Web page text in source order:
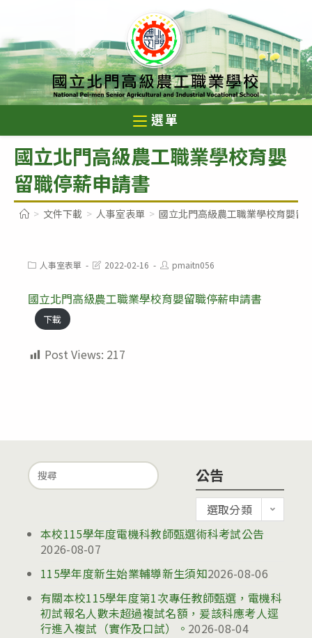
至
主
要
內
選單
國立北門高級農工職業學校育嬰
留職停薪申請書
> 文件下載 > 人事室表單 > 國立北門高級農工職業學校育嬰留
Post人事室表單
Post2022-02-16
Post
author:
pmaitn056
國立北門高級農工職業學校育嬰留職停薪申請書
下載
Post Views: 217
Search
for:
公告
告
選取分類
本校115學年度電機科教師甄選術科考試公告
2026-08-07
115學年度新生始業輔導新生須知2026-08-06
有關本校115學年度第1次專任教師甄選，電機科
初試報名人數未超過複試名額，爰該科應考人逕
行進入複試（實作及口試）。 2026-08-04